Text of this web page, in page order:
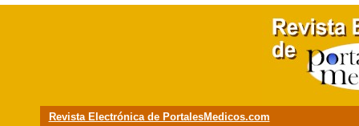
Revista Electrónica de PortalesMedicos.com